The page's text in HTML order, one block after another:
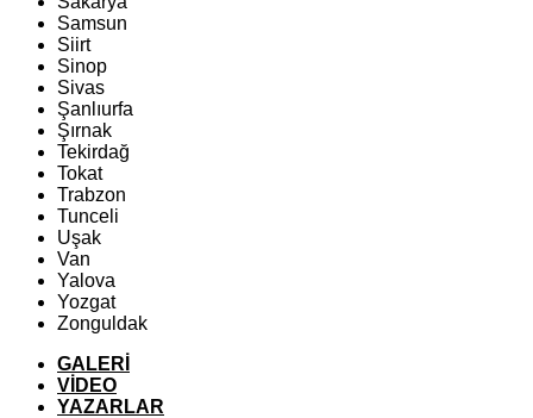
Samsun
Siirt
Sinop
Sivas
Şanlıurfa
Şırnak
Tekirdağ
Tokat
Trabzon
Tunceli
Uşak
Van
Yalova
Yozgat
Zonguldak
GALERİ
VİDEO
YAZARLAR